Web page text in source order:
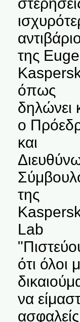
της
όπως
δηλώνει
ο
και
της
Lab
ότι όλοι
να